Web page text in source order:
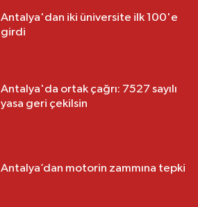
Antalya'dan iki üniversite ilk 100'e
girdi
Antalya'da ortak çağrı: 7527 sayılı
yasa geri çekilsin
Antalya’dan motorin zammına tepki